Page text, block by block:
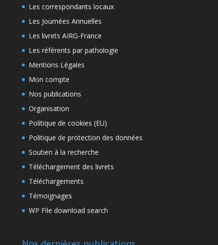
Les correspondants locaux
Les Journées Annuelles
Les livrets AIRG-France
Les référents par pathologie
Mentions Légales
Mon compte
Nos publications
Organisation
Politique de cookies (EU)
Politique de protection des données
Soutien à la recherche
Téléchargement des livrets
Téléchargements
Témoignages
WP File download search